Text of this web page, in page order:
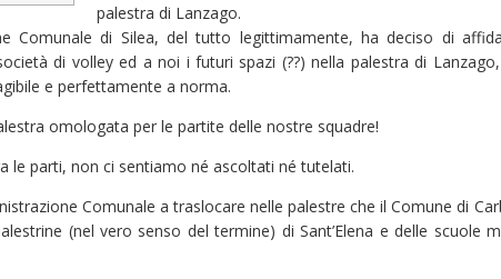
palestra di Lanzago.
Comunale di Silea, del tutto legittimamente, ha deciso di
di volley ed a noi i futuri spazi (??) nella palestra di
e perfettamente a norma.
omologata per le partite delle nostre squadre!
le parti, non ci sentiamo né ascoltati né tutelati.
Comunale a traslocare nelle palestre che il Comune di
(nel vero senso del termine) di Sant’Elena e delle scuole